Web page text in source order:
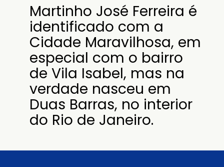
Martinho José Ferreira é
identificado com a
Cidade Maravilhosa, em
especial com o bairro
de Vila Isabel, mas na
verdade nasceu em
Duas Barras, no interior
do Rio de Janeiro.